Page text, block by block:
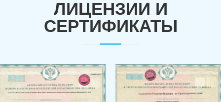
ЛИЦЕНЗИИ И
СЕРТИФИКАТЫ